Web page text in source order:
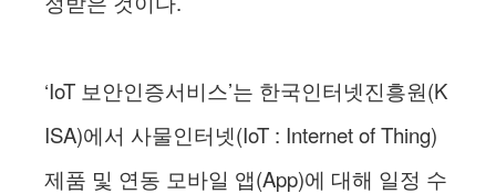
‘IoT 보안인증서비스’는 한국인터넷진흥원(K
ISA)에서 사물인터넷(IoT : Internet of Thing)
제품 및 연동 모바일 앱(App)에 대해 일정 수